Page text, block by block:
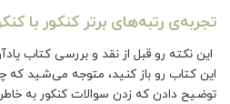
تجربه‌ی رتبه‌های برتر کنکور با
این نکته رو قبل از نقد و بررسی کتاب
این کتاب رو باز کنید، متوجه می‌شید که
توضیح دادن که زدن سوالات کنکور به